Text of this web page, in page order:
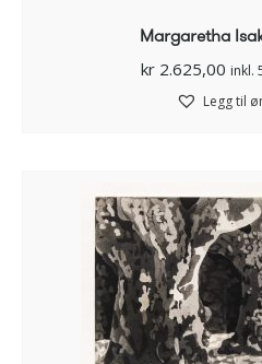
Margaretha
kr 2.625,00 inkl.
Legg til